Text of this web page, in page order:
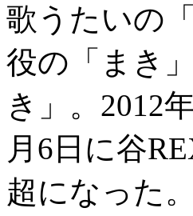
歌うたいの
役の「まき
き」。2012
月6日に谷
超になった